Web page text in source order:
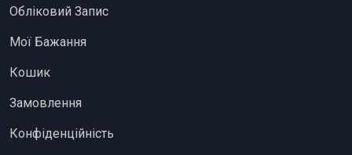
Обліковий Запис
Мої Бажання
Кошик
Замовлення
Конфіденційність